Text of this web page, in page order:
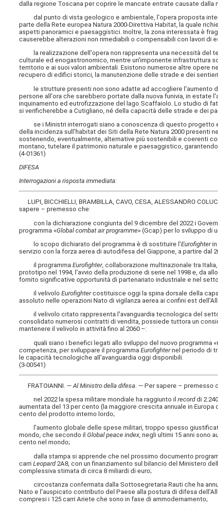
dalla regione Toscana per coprire le mancate entrate causate dalla
dal punto di vista geologico e ambientale, l'opera proposta
parte della Rete europea Natura 2000-Direttiva Habitat, la quale
aspetti panoramici e paesaggistici. Inoltre, la zona interessata è
causerebbe alterazioni non rimediabili o compensabili con lavori
la realizzazione dell'opera non rappresenta una necessità del
culturale ed enogastronomico, mentre un'imponente infrastruttura
territorio e ai suoi valori ambientali. Esistono numerose altre
recupero di edifici storici, la manutenzione delle strade e dei
le strutture presenti non sono adatte ad accogliere l'aumento
persone all'ora che sarebbero portate dalla nuova funivia, in
inquinamento ed eutrofizzazione del lago Scaffaiolo. Lo studio di
si verificherebbe a Cutigliano, né della capacità delle strade e dei
se i Ministri interrogati siano a conoscenza di questo progetto e
della incidenza sull'habitat dei Siti della Rete Natura 2000 presenti
sostenendo, eventualmente, alternative più sostenibili e coerenti
montano, tutelare il patrimonio naturale e paesaggistico,
(4-01361)
DIFESA
Interrogazioni a risposta immediata:
LUPI, BICCHIELLI, BRAMBILLA, CAVO, CESA, ALESSANDRO
sapere – premesso che:
con la dichiarazione congiunta del 9 dicembre del 2022 i
programma «Global combat air programme» (Gcap) per lo sviluppo di
lo scopo dichiarato del programma è di sostituire l'Eurofighterin
servizio con la forza aerea di autodifesa del Giappone, a partire dal
il programmaEurofighter, collaborazione multinazionale tra
prototipo nel 1994, l'avvio della produzione di serie nel 1998 e, da
fornito significative opportunità di partenariato industriale e nel
il velivoloEurofightercostituisce oggi la spina dorsale della
assoluto nelle operazioni Nato di vigilanza aerea ai confini est
il velivolo citato rappresenta l'avanguardia tecnologica del
consolidato numerosi contratti di vendita, possiede tuttora un
mantenere il velivolo in attività fino al 2060 –:
quali siano i benefici legati allo sviluppo del nuovo programma «
competenza, per sviluppare il programmaEurofighternel periodo di
le capacità tecnologiche all'avanguardia oggi disponibili.
(3-00541)
FRATOIANNI. —Al Ministro della difesa . — Per sapere – premesso
nel 2022 la spesa militare mondiale ha raggiunto ilrecorddi
aumentata del 13 per cento (la maggiore crescita annuale in
cento del prodotto interno lordo;
l'aumento globale delle spese militari, troppo spesso
mondo, che secondo ilGlobal peace index, negli ultimi 15 anni sono
cento nel mondo;
dalla stampa si apprende che nel prossimo documento
carriLeopard2A8, con un finanziamento sul bilancio del Ministero
complessiva stimata di circa 8 miliardi di euro;
circostanza confermata dalla Sottosegretaria Rauti che ha
Nato e l'auspicato contributo del Paese alla postura di difesa
compresi i 125 carri Ariete che sono in fase di ammodernamento;